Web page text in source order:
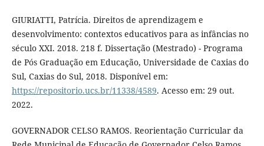
GIURIATTI, Patrícia. Direitos de aprendizagem e
desenvolvimento: contextos educativos para as infâncias no
século XXI. 2018. 218 f. Dissertação (Mestrado) - Programa
de Pós Graduação em Educação, Universidade de Caxias do
Sul, Caxias do Sul, 2018. Disponível em:
https://repositorio.ucs.br/11338/4589. Acesso em: 29 out.
2022.
GOVERNADOR CELSO RAMOS. Reorientação Curricular da